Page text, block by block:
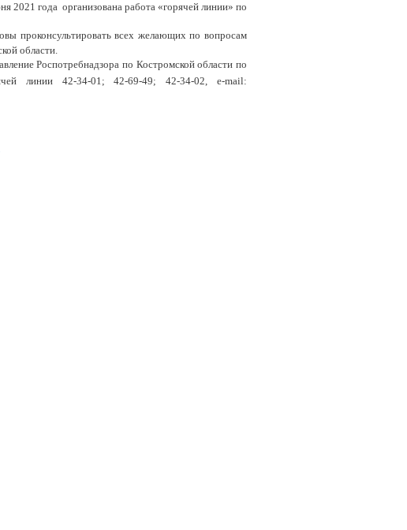
2021 года организована работа «горячей линии» по
проконсультировать всех желающих по вопросам
области.
Роспотребнадзора по Костромской области по
линии 42-34-01; 42-69-49; 42-34-02, e-mail: